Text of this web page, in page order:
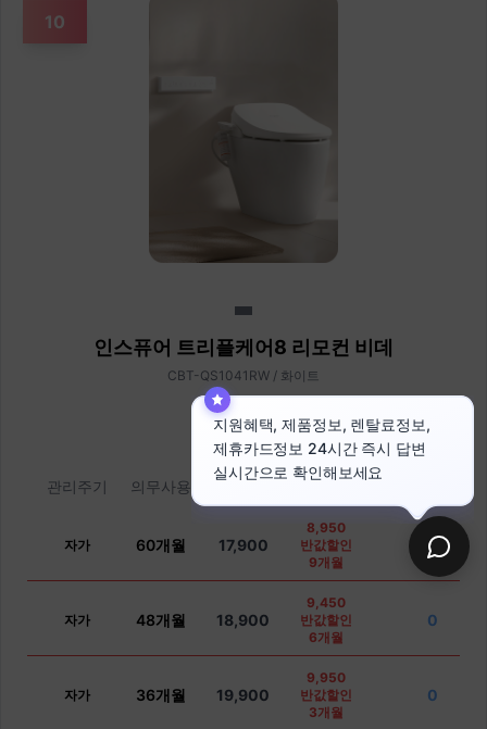
10
인스퓨어 트리플케어8 리모컨 비데
CBT-QS1041RW / 화이트
관리주기 의무사용 월렌탈료 프로모션
자가 60개월 17,900
8,950
반값할인
9개월
0
자가 48개월 18,900
9,450
반값할인
6개월
0
자가 36개월 19,900
9,950
반값할인
3개월
0
지원혜택, 제품정보, 렌탈료정보,
제휴카드정보 24시간 즉시 답변
실시간으로 확인해보세요